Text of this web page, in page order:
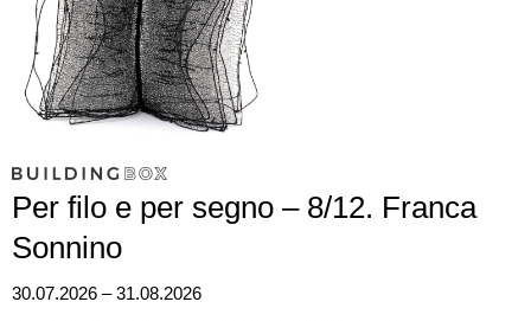
Per filo e per segno – 8/12. Franca
Sonnino
30.07.2026 – 31.08.2026